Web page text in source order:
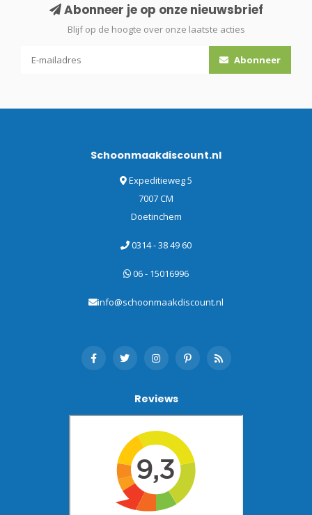
Abonneer je op onze nieuwsbrief
Blijf op de hoogte over onze laatste acties
Abonneer
Schoonmaakdiscount.nl
Expeditieweg 5
7007 CM
Doetinchem
0314 - 38 49 60
06 - 15016996
info@schoonmaakdiscount.nl
Reviews